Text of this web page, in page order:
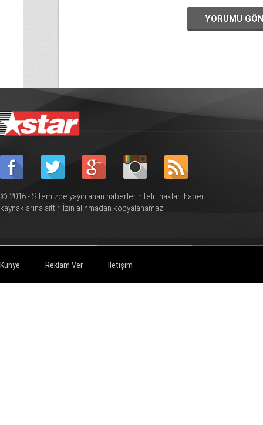
YORUMU
© 2016 - Sitemizde yayınlanan haberlerin telif hakları haber
kaynaklarına aittir. İzin alınmadan kopyalanamaz.
Künye Reklam Ver İletişim